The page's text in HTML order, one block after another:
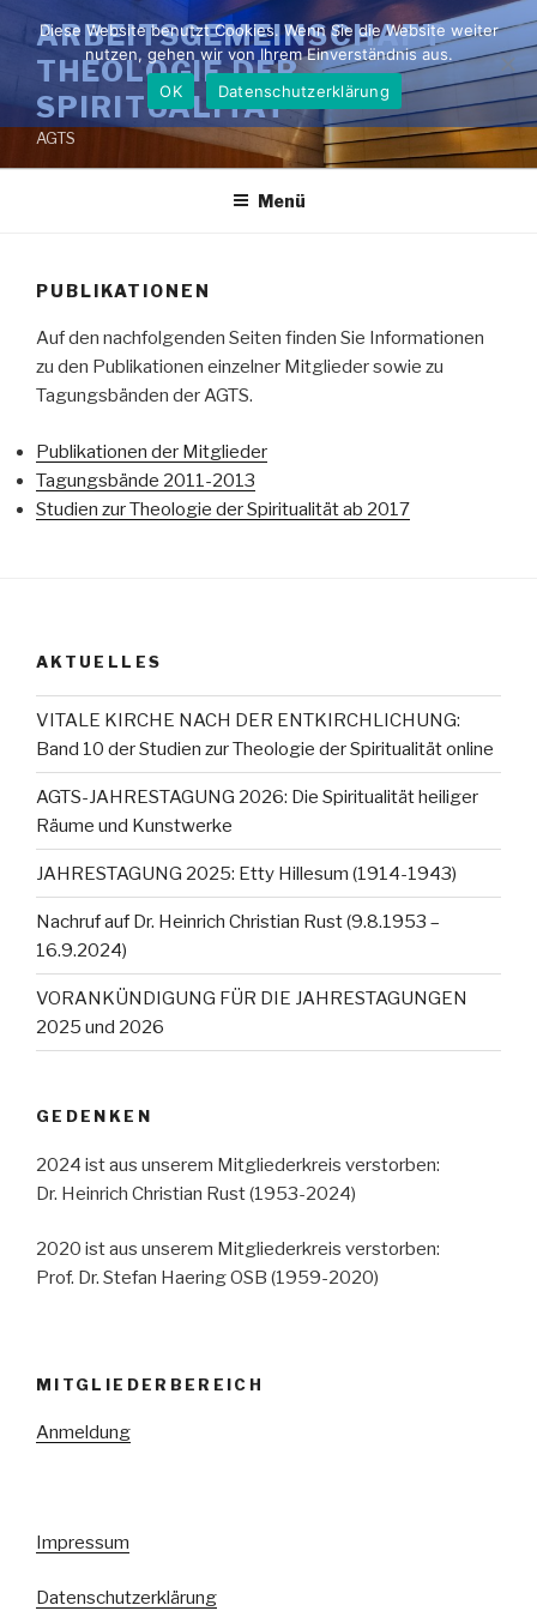
Inhalt
springen
ARBEITSGEMEINSCHAFT
THEOLOGIE DER
SPIRITUALITÄT
AGTS
Menü
PUBLIKATIONEN
Auf den nachfolgenden Seiten finden Sie Informationen
zu den Publikationen einzelner Mitglieder sowie zu
Tagungsbänden der AGTS.
Publikationen der Mitglieder
Tagungsbände 2011-2013
Studien zur Theologie der Spiritualität ab 2017
AKTUELLES
VITALE KIRCHE NACH DER ENTKIRCHLICHUNG:
Band 10 der Studien zur Theologie der Spiritualität online
AGTS-JAHRESTAGUNG 2026: Die Spiritualität heiliger
Räume und Kunstwerke
JAHRESTAGUNG 2025: Etty Hillesum (1914-1943)
Nachruf auf Dr. Heinrich Christian Rust (9.8.1953 –
16.9.2024)
VORANKÜNDIGUNG FÜR DIE JAHRESTAGUNGEN
2025 und 2026
GEDENKEN
2024 ist aus unserem Mitgliederkreis verstorben:
Dr. Heinrich Christian Rust (1953-2024)
2020 ist aus unserem Mitgliederkreis verstorben:
Prof. Dr. Stefan Haering OSB (1959-2020)
MITGLIEDERBEREICH
Anmeldung
Impressum
Datenschutzerklärung
Diese Website benutzt Cookies. Wenn Sie die Website weiter
nutzen, gehen wir von Ihrem Einverständnis aus.
OK
Datenschutzerklärung